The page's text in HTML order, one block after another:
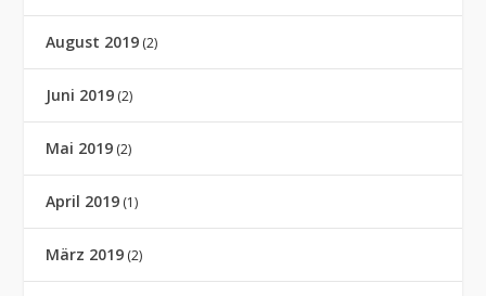
August 2019 (2)
Juni 2019 (2)
Mai 2019 (2)
April 2019 (1)
März 2019 (2)